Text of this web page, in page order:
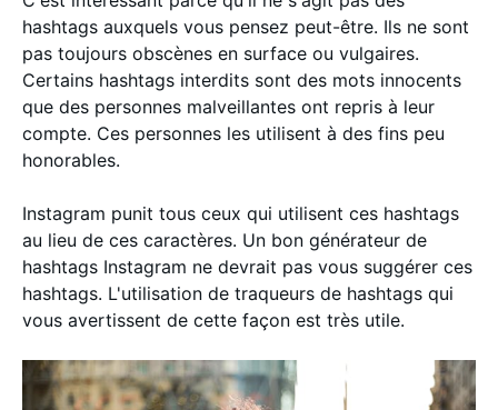
hashtags auxquels vous pensez peut-être. Ils ne sont
pas toujours obscènes en surface ou vulgaires.
Certains hashtags interdits sont des mots innocents
que des personnes malveillantes ont repris à leur
compte. Ces personnes les utilisent à des fins peu
honorables.
Instagram punit tous ceux qui utilisent ces hashtags
au lieu de ces caractères. Un bon générateur de
hashtags Instagram ne devrait pas vous suggérer ces
hashtags. L'utilisation de traqueurs de hashtags qui
vous avertissent de cette façon est très utile.